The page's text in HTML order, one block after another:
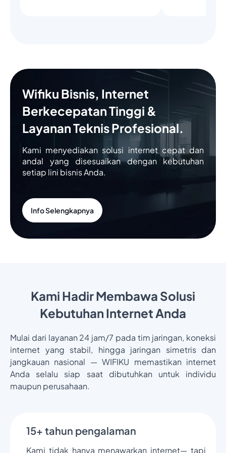
Wifiku Bisnis, Internet
Berkecepatan Tinggi &
Layanan Teknis Profesional.
Kami menyediakan solusi internet cepat dan
andal yang disesuaikan dengan kebutuhan
setiap lini bisnis Anda.
Info Selengkapnya
Kami Hadir Membawa Solusi
Kebutuhan Internet Anda
Mulai dari layanan 24 jam/7 pada tim jaringan, koneksi
internet yang stabil, hingga jaringan simetris dan
jangkauan nasional — WIFIKU memastikan internet
Anda selalu siap saat dibutuhkan untuk individu
maupun perusahaan.
15+ tahun pengalaman
Kami tidak hanya menawarkan internet— tapi